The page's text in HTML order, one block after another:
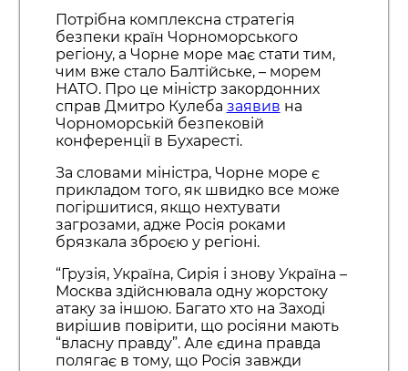
Потрібна комплексна стратегія
безпеки країн Чорноморського
регіону, а Чорне море має стати тим,
чим вже стало Балтійське, – морем
НАТО. Про це міністр закордонних
справ Дмитро Кулеба заявив на
Чорноморській безпековій
конференції в Бухаресті.
За словами міністра, Чорне море є
прикладом того, як швидко все може
погіршитися, якщо нехтувати
загрозами, адже Росія роками
брязкала зброєю у регіоні.
“Грузія, Україна, Сирія і знову Україна –
Москва здійснювала одну жорстоку
атаку за іншою. Багато хто на Заході
вирішив повірити, що росіяни мають
“власну правду”. Але єдина правда
полягає в тому, що Росія завжди